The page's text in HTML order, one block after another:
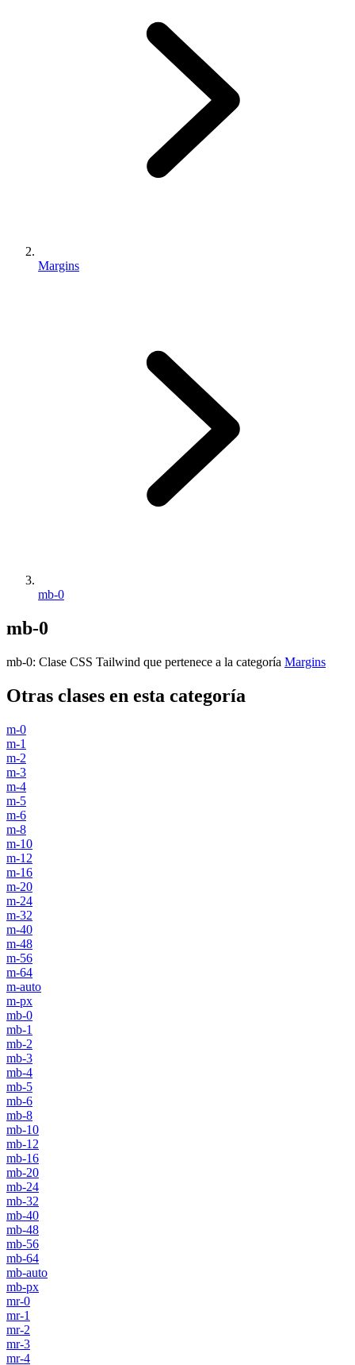
Margins
mb-0
mb-0
mb-0: Clase CSS Tailwind que pertenece a la categoría Margins
Otras clases en esta categoría
m-0
m-1
m-2
m-3
m-4
m-5
m-6
m-8
m-10
m-12
m-16
m-20
m-24
m-32
m-40
m-48
m-56
m-64
m-auto
m-px
mb-0
mb-1
mb-2
mb-3
mb-4
mb-5
mb-6
mb-8
mb-10
mb-12
mb-16
mb-20
mb-24
mb-32
mb-40
mb-48
mb-56
mb-64
mb-auto
mb-px
mr-0
mr-1
mr-2
mr-3
mr-4